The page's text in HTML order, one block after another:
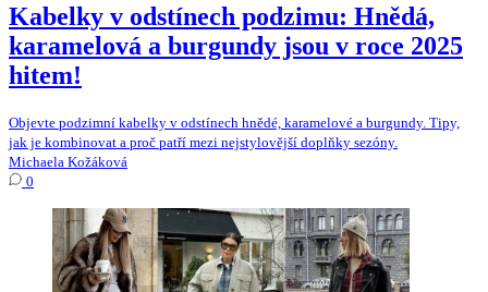
Kabelky v odstínech podzimu: Hnědá,
karamelová a burgundy jsou v roce 2025
hitem!
Objevte podzimní kabelky v odstínech hnědé, karamelové a burgundy. Tipy,
jak je kombinovat a proč patří mezi nejstylovější doplňky sezóny.
Michaela Kožáková
0